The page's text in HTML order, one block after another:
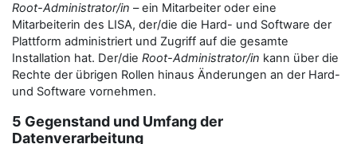
Root-Administrator/in – ein Mitarbeiter oder eine
Mitarbeiterin des LISA, der/die die Hard- und Software der
Plattform administriert und Zugriff auf die gesamte
Installation hat. Der/die Root-Administrator/in kann über die
Rechte der übrigen Rollen hinaus Änderungen an der Hard-
und Software vornehmen.
5 Gegenstand und Umfang der
Datenverarbeitung